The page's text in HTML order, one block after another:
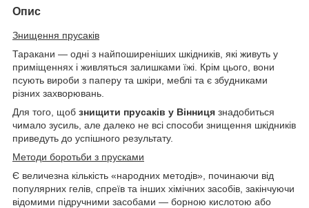
Опис
Знищення прусаків
Таракани — одні з найпоширеніших шкідників, які живуть у
приміщеннях і живляться залишками їжі. Крім цього, вони
псують вироби з паперу та шкіри, меблі та є збудниками
різних захворювань.
Для того, щоб знищити прусаків у Вінниця знадобиться
чимало зусиль, але далеко не всі способи знищення шкідників
приведуть до успішного результату.
Методи боротьби з прусками
Є величезна кількість «народних методів», починаючи від
популярних гелів, спреїв та інших хімічних засобів, закінчуючи
відомими підручними засобами — борною кислотою або